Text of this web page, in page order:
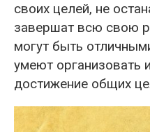
своих целей, не
завершат всю свою
могут быть
умеют организовать
достижение общих